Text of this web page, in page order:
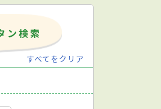
すべてをクリア